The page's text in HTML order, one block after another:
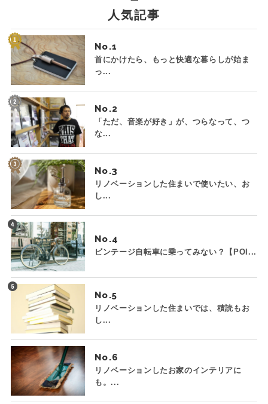
人気記事
No.
首にかけたら、もっと快適な暮らしが始ま
っ...
No.
「ただ、音楽が好き」が、つらなって、つ
な...
No.
リノベーションした住まいで使いたい、お
し...
No.
ビンテージ自転車に乗ってみない？【POI...
No.
リノベーションした住まいでは、積読もお
し...
No.
リノベーションしたお家のインテリアに
も。...